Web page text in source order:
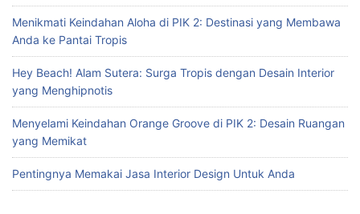
f
o
r
Menikmati Keindahan Aloha di PIK 2: Destinasi yang Membawa
Anda ke Pantai Tropis
Hey Beach! Alam Sutera: Surga Tropis dengan Desain Interior
yang Menghipnotis
Menyelami Keindahan Orange Groove di PIK 2: Desain Ruangan
yang Memikat
Pentingnya Memakai Jasa Interior Design Untuk Anda